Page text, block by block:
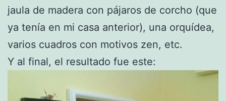
jaula de madera con pájaros de corcho (que
ya tenía en mi casa anterior), una orquídea,
varios cuadros con motivos zen, etc.
Y al final, el resultado fue este: